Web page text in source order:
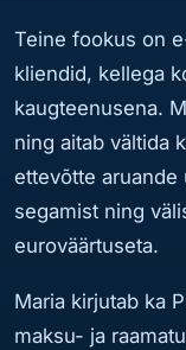
Teine fookus on
kliendid, kellega
kaugteenusena.
ning aitab vältida
ettevõtte aruande
segamist ning
euroväärtuseta.
Maria kirjutab ka
maksu- ja